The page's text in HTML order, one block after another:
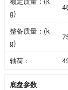
g)
整备质量：(k
g)
轴荷：
底盘参数